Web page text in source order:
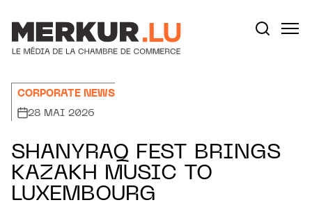
CORPORATE NEWS
28 MAI 2026
SHANYRAQ FEST BRINGS
KAZAKH MUSIC TO
LUXEMBOURG